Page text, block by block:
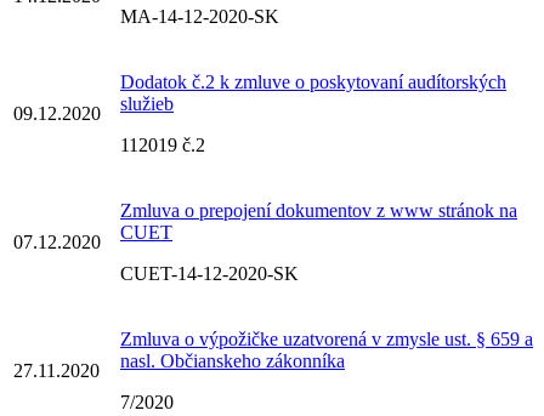
MA-14-12-2020-SK
09.12.2020
Dodatok č.2 k zmluve o poskytovaní audítorských
služieb
112019 č.2
07.12.2020
Zmluva o prepojení dokumentov z www stránok na
CUET
CUET-14-12-2020-SK
27.11.2020
Zmluva o výpožičke uzatvorená v zmysle ust. § 659 a
nasl. Občianskeho zákonníka
7/2020